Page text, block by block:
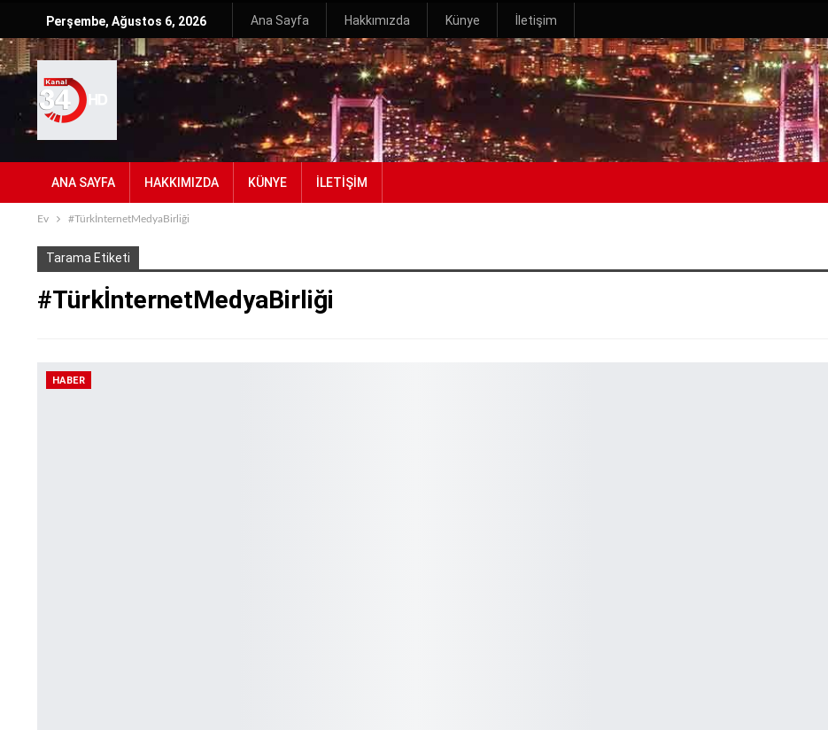
Perşembe, Ağustos 6, 2026 Ana Sayfa Hakkımızda Künye İletişim
ANA SAYFA HAKKIMIZDA KÜNYE İLETIŞIM
Ev #TürkİnternetMedyaBirliği
Tarama Etiketi
#TürkİnternetMedyaBirliği
HABER